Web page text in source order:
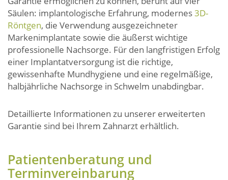
Säulen: implantologische Erfahrung, modernes3D-
Röntgen, die Verwendung ausgezeichneter
Markenimplantate sowie die äußerst wichtige
professionelle Nachsorge. Für den langfristigen Erfolg
einer Implantatversorgung ist die richtige,
gewissenhafte Mundhygiene und eine regelmäßige,
halbjährliche Nachsorge in Schwelm unabdingbar.
Detaillierte Informationen zu unserer erweiterten
Garantie sind bei Ihrem Zahnarzt erhältlich.
Patientenberatung und
Terminvereinbarung